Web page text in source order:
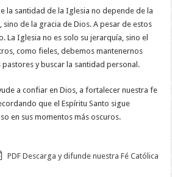
la santidad de la Iglesia no depende de la
de la gracia de Dios. A pesar de estos
La Iglesia no es solo su jerarquía, sino el
como fieles, debemos mantenernos
y buscar la santidad personal.
a confiar en Dios, a fortalecer nuestra fe
que el Espíritu Santo sigue
en sus momentos más oscuros.
PDF Descarga y difunde nuestra Fé Católica